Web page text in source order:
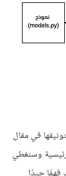
في مقال
وسنغطي